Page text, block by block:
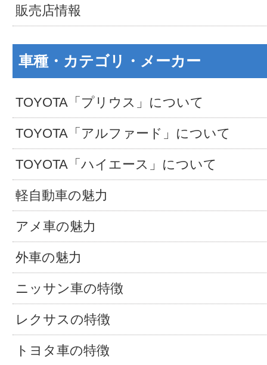
販売店情報
車種・カテゴリ・メーカー
TOYOTA「プリウス」について
TOYOTA「アルファード」について
TOYOTA「ハイエース」について
軽自動車の魅力
アメ車の魅力
外車の魅力
ニッサン車の特徴
レクサスの特徴
トヨタ車の特徴